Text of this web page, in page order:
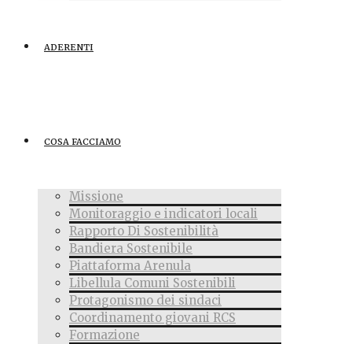
ADERENTI
COSA FACCIAMO
Missione
Monitoraggio e indicatori locali
Rapporto Di Sostenibilità
Bandiera Sostenibile
Piattaforma Arenula
Libellula Comuni Sostenibili
Protagonismo dei sindaci
Coordinamento giovani RCS
Formazione